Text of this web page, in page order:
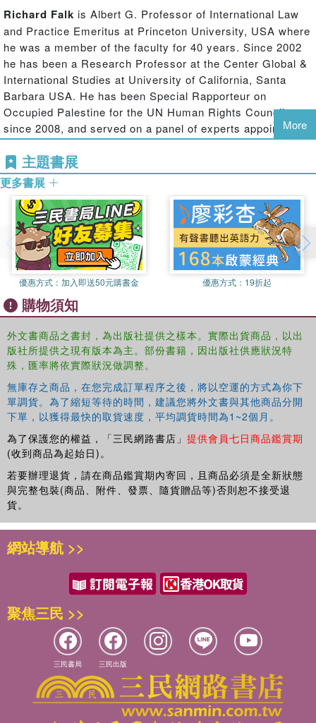
Richard Falk is Albert G. Professor of International Law
and Practice Emeritus at Princeton University, USA where
he was a member of the faculty for 40 years. Since 2002
he has been a Research Professor at the Center Global &
International Studies at University of California, Santa
Barbara USA. He has been Special Rapporteur on
Occupied Palestine for the UN Human Rights Council
since 2008, and served on a panel of experts appointed by
the President of the UN General Assembly, 2008-2009
More
主題書展
更多書展
優惠方式： 加入即送50元購書金 優惠方式： 19折起
購物須知
外文書商品之書封，為出版社提供之樣本。實際出貨商品，以出
版社所提供之現有版本為主。部份書籍，因出版社供應狀況特
殊，匯率將依實際狀況做調整。
無庫存之商品，在您完成訂單程序之後，將以空運的方式為你下
單調貨。為了縮短等待的時間，建議您將外文書與其他商品分開
下單，以獲得最快的取貨速度，平均調貨時間為1~2個月。
為了保護您的權益，「三民網路書店」 提供會員七日商品鑑賞期
(收到商品為起始日)。
若要辦理退貨，請在商品鑑賞期內寄回，且商品必須是全新狀態
與完整包裝(商品、附件、發票、隨貨贈品等)否則恕不接受退
貨。
網站導航 >>
聚焦三民 >>
三民書局 三民出版